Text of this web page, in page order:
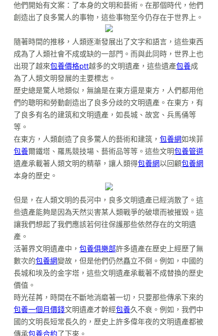
他們開始有文案：了本身的文明和藝術。在那個時代，他們
創造出了良多驚人的事物，這些事物至今仍存在于世界上。
隨著時間的推移，人類逐漸發展出了文字和語言，這些東西
成為了人類社會不成或缺的一部門。而與此同時，世界上也
出現了越來包養價格ptt越多的文明遺產，這些遺產包養成
為了人類文明發展的主要標志。
歷史總是驚人地類似，無論是在東方還是東方，人們都用他
們的聰明和勞動創造出了良多分歧的文明遺產。在東方，有
了良多有名的建筑和文明遺產，如長城、故宮、兵馬俑等
等。
在東方，人類創造了良多驚人的藝術和建筑， 包養網如埃菲
包養爾鐵塔、羅馬競技場、藝術品等等。這些文明包養管道
遺產承載著人類文明的精華，讓人類得包養網以回顧包養網
本身的歷史。
但是，在人類文明的長河中，良多文明遺產已經消散了。這
些遺產能夠是因為天然災害某人類戰爭的破壞而被摧毀。這
讓我們想起了我們應該若何往保護那些依然存在的文明遺
產。
活著界文明遺產中， 包養俱樂部許多遺產在歷史上經歷了無
數次的包養網變故，但是他們仍然矗立不倒。例如，中國的
長城和埃及的金字塔，這些文明遺產承載著不成替換的歷史
價值。
時光荏苒，時間在不斷地消磨著一切，只要那些傳承下來的
包養一個月價錢文明遺產才幹經包養久不衰。例如，我們中
國的文明長短常長久的，歷史上許多偉年夜的文明遺產都被
傳承包養合約了下來。